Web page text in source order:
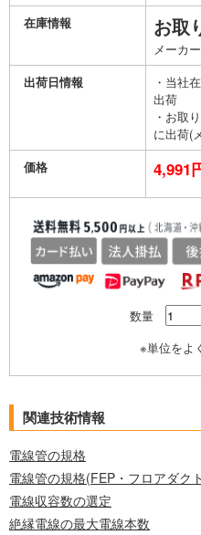
在庫情報
お取
メーカ
出荷日情報
・当社
出荷
・お取
に出荷(
価格
4,991
数量
※単位をよ
関連技術情報
電線管の規格
電線管の規格(FEP・フロアダクト
電線収容数の選定
絶縁電線の最大電線本数